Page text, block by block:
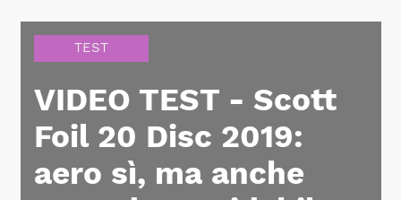
TEST
VIDEO TEST - Scott
Foil 20 Disc 2019:
aero sì, ma anche